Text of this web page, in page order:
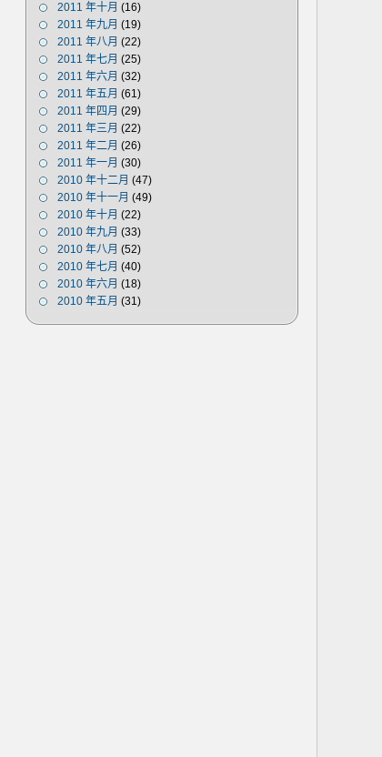
2011 年十月 (16)
2011 年九月 (19)
2011 年八月 (22)
2011 年七月 (25)
2011 年六月 (32)
2011 年五月 (61)
2011 年四月 (29)
2011 年三月 (22)
2011 年二月 (26)
2011 年一月 (30)
2010 年十二月 (47)
2010 年十一月 (49)
2010 年十月 (22)
2010 年九月 (33)
2010 年八月 (52)
2010 年七月 (40)
2010 年六月 (18)
2010 年五月 (31)